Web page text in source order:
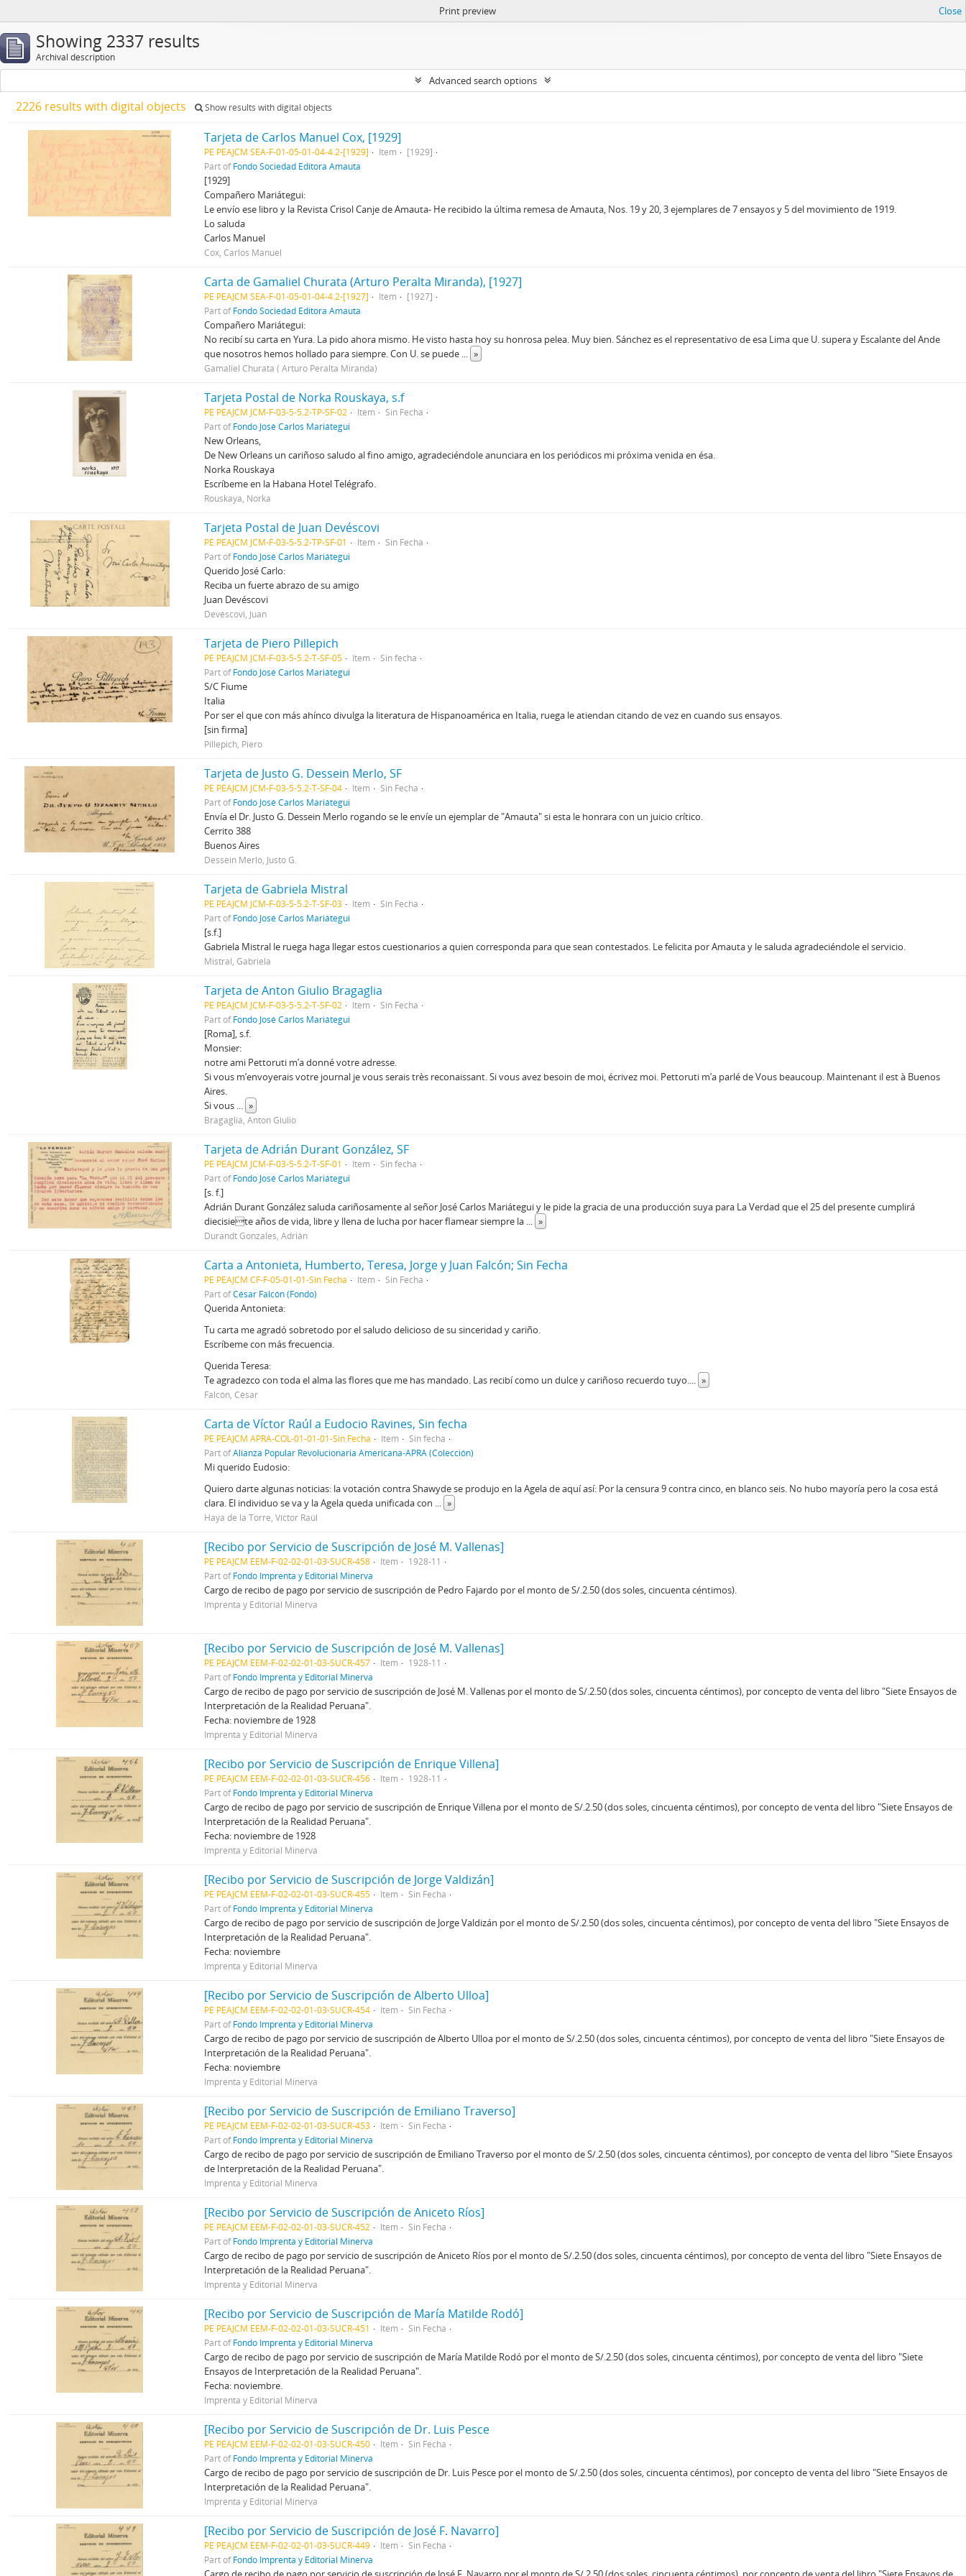
Print preview Close
Showing 2337 results
Archival description
Advanced search options
2226 results with digital objects Show results with digital objects
Tarjeta de Carlos Manuel Cox, [1929]
PE PEAJCM SEA-F-01-05-01-04-4.2-[1929] Item
[1929]
Part ofFondo Sociedad Editora Amauta
[1929]
Compañero Mariátegui:
Le envío ese libro y la Revista Crisol Canje de Amauta- He recibido la última remesa de Amauta, Nos. 19 y 20, 3 ejemplares de 7 ensayos y 5 del movimiento de 1919.
Lo saluda
Carlos Manuel
Cox, Carlos Manuel
Carta de Gamaliel Churata (Arturo Peralta Miranda), [1927]
PE PEAJCM SEA-F-01-05-01-04-4.2-[1927] Item
[1927]
Part ofFondo Sociedad Editora Amauta
Compañero Mariátegui:
No recibí su carta en Yura. La pido ahora mismo. He visto hasta hoy su honrosa pelea. Muy bien. Sánchez es el representativo de esa Lima que U. supera y Escalante del Ande
que nosotros hemos hollado para siempre. Con U. se puede ... »
Gamaliel Churata ( Arturo Peralta Miranda)
Tarjeta Postal de Norka Rouskaya, s.f
PE PEAJCM JCM-F-03-5-5.2-TP-SF-02 Item
Sin Fecha
Part ofFondo José Carlos Mariátegui
New Orleans,
De New Orleans un cariñoso saludo al fino amigo, agradeciéndole anunciara en los periódicos mi próxima venida en ésa.
Norka Rouskaya
Escríbeme en la Habana Hotel Telégrafo.
Rouskaya, Norka
Tarjeta Postal de Juan Devéscovi
PE PEAJCM JCM-F-03-5-5.2-TP-SF-01 Item
Sin Fecha
Part ofFondo José Carlos Mariátegui
Querido José Carlo:
Reciba un fuerte abrazo de su amigo
Juan Devéscovi
Devéscovi, Juan
Tarjeta de Piero Pillepich
PE PEAJCM JCM-F-03-5-5.2-T-SF-05 Item
Sin fecha
Part ofFondo José Carlos Mariátegui
S/C Fiume
Italia
Por ser el que con más ahínco divulga la literatura de Hispanoamérica en Italia, ruega le atiendan citando de vez en cuando sus ensayos.
[sin firma]
Pillepich, Piero
Tarjeta de Justo G. Dessein Merlo, SF
PE PEAJCM JCM-F-03-5-5.2-T-SF-04 Item
Sin Fecha
Part ofFondo José Carlos Mariátegui
Envía el Dr. Justo G. Dessein Merlo rogando se le envíe un ejemplar de "Amauta" si esta le honrara con un juicio crítico.
Cerrito 388
Buenos Aires
Dessein Merlo, Justo G.
Tarjeta de Gabriela Mistral
PE PEAJCM JCM-F-03-5-5.2-T-SF-03 Item
Sin Fecha
Part ofFondo José Carlos Mariátegui
[s.f.]
Gabriela Mistral le ruega haga llegar estos cuestionarios a quien corresponda para que sean contestados. Le felicita por Amauta y le saluda agradeciéndole el servicio.
Mistral, Gabriela
Tarjeta de Anton Giulio Bragaglia
PE PEAJCM JCM-F-03-5-5.2-T-SF-02 Item
Sin Fecha
Part ofFondo José Carlos Mariátegui
[Roma], s.f.
Monsier:
notre ami Pettoruti m’a donné votre adresse.
Si vous m’envoyerais votre journal je vous serais très reconaissant. Si vous avez besoin de moi, écrivez moi. Pettoruti m’a parlé de Vous beaucoup. Maintenant il est à Buenos
Aires.
Si vous ... »
Bragaglia, Anton Giulio
Tarjeta de Adrián Durant González, SF
PE PEAJCM JCM-F-03-5-5.2-T-SF-01 Item
Sin fecha
Part ofFondo José Carlos Mariátegui
[s. f.]
Adrián Durant González saluda cariñosamente al señor José Carlos Mariátegui y le pide la gracia de una producción suya para La Verdad que el 25 del presente cumplirá
diecisiete años de vida, libre y llena de lucha por hacer flamear siempre la ... »
Durandt Gonzales, Adrián
Carta a Antonieta, Humberto, Teresa, Jorge y Juan Falcón; Sin Fecha
PE PEAJCM CF-F-05-01-01-Sin Fecha Item
Sin Fecha
Part ofCésar Falcón (Fondo)
Querida Antonieta:
Tu carta me agradó sobretodo por el saludo delicioso de su sinceridad y cariño.
Escríbeme con más frecuencia.
Querida Teresa:
Te agradezco con toda el alma las flores que me has mandado. Las recibí como un dulce y cariñoso recuerdo tuyo.... »
Falcón, César
Carta de Víctor Raúl a Eudocio Ravines, Sin fecha
PE PEAJCM APRA-COL-01-01-01-Sin Fecha Item
Sin fecha
Part ofAlianza Popular Revolucionaria Americana-APRA (Colección)
Mi querido Eudosio:
Quiero darte algunas noticias: la votación contra Shawyde se produjo en la Agela de aquí así: Por la censura 9 contra cinco, en blanco seis. No hubo mayoría pero la cosa está
clara. El individuo se va y la Agela queda unificada con ... »
Haya de la Torre, Víctor Raúl
[Recibo por Servicio de Suscripción de José M. Vallenas]
PE PEAJCM EEM-F-02-02-01-03-SUCR-458 Item
1928-11
Part ofFondo Imprenta y Editorial Minerva
Cargo de recibo de pago por servicio de suscripción de Pedro Fajardo por el monto de S/.2.50 (dos soles, cincuenta céntimos).
Imprenta y Editorial Minerva
[Recibo por Servicio de Suscripción de José M. Vallenas]
PE PEAJCM EEM-F-02-02-01-03-SUCR-457 Item
1928-11
Part ofFondo Imprenta y Editorial Minerva
Cargo de recibo de pago por servicio de suscripción de José M. Vallenas por el monto de S/.2.50 (dos soles, cincuenta céntimos), por concepto de venta del libro "Siete Ensayos de
Interpretación de la Realidad Peruana".
Fecha: noviembre de 1928
Imprenta y Editorial Minerva
[Recibo por Servicio de Suscripción de Enrique Villena]
PE PEAJCM EEM-F-02-02-01-03-SUCR-456 Item
1928-11
Part ofFondo Imprenta y Editorial Minerva
Cargo de recibo de pago por servicio de suscripción de Enrique Villena por el monto de S/.2.50 (dos soles, cincuenta céntimos), por concepto de venta del libro "Siete Ensayos de
Interpretación de la Realidad Peruana".
Fecha: noviembre de 1928
Imprenta y Editorial Minerva
[Recibo por Servicio de Suscripción de Jorge Valdizán]
PE PEAJCM EEM-F-02-02-01-03-SUCR-455 Item
Sin Fecha
Part ofFondo Imprenta y Editorial Minerva
Cargo de recibo de pago por servicio de suscripción de Jorge Valdizán por el monto de S/.2.50 (dos soles, cincuenta céntimos), por concepto de venta del libro "Siete Ensayos de
Interpretación de la Realidad Peruana".
Fecha: noviembre
Imprenta y Editorial Minerva
[Recibo por Servicio de Suscripción de Alberto Ulloa]
PE PEAJCM EEM-F-02-02-01-03-SUCR-454 Item
Sin Fecha
Part ofFondo Imprenta y Editorial Minerva
Cargo de recibo de pago por servicio de suscripción de Alberto Ulloa por el monto de S/.2.50 (dos soles, cincuenta céntimos), por concepto de venta del libro "Siete Ensayos de
Interpretación de la Realidad Peruana".
Fecha: noviembre
Imprenta y Editorial Minerva
[Recibo por Servicio de Suscripción de Emiliano Traverso]
PE PEAJCM EEM-F-02-02-01-03-SUCR-453 Item
Sin Fecha
Part ofFondo Imprenta y Editorial Minerva
Cargo de recibo de pago por servicio de suscripción de Emiliano Traverso por el monto de S/.2.50 (dos soles, cincuenta céntimos), por concepto de venta del libro "Siete Ensayos
de Interpretación de la Realidad Peruana".
Imprenta y Editorial Minerva
[Recibo por Servicio de Suscripción de Aniceto Ríos]
PE PEAJCM EEM-F-02-02-01-03-SUCR-452 Item
Sin Fecha
Part ofFondo Imprenta y Editorial Minerva
Cargo de recibo de pago por servicio de suscripción de Aniceto Ríos por el monto de S/.2.50 (dos soles, cincuenta céntimos), por concepto de venta del libro "Siete Ensayos de
Interpretación de la Realidad Peruana".
Imprenta y Editorial Minerva
[Recibo por Servicio de Suscripción de María Matilde Rodó]
PE PEAJCM EEM-F-02-02-01-03-SUCR-451 Item
Sin Fecha
Part ofFondo Imprenta y Editorial Minerva
Cargo de recibo de pago por servicio de suscripción de María Matilde Rodó por el monto de S/.2.50 (dos soles, cincuenta céntimos), por concepto de venta del libro "Siete
Ensayos de Interpretación de la Realidad Peruana".
Fecha: noviembre.
Imprenta y Editorial Minerva
[Recibo por Servicio de Suscripción de Dr. Luis Pesce
PE PEAJCM EEM-F-02-02-01-03-SUCR-450 Item
Sin Fecha
Part ofFondo Imprenta y Editorial Minerva
Cargo de recibo de pago por servicio de suscripción de Dr. Luis Pesce por el monto de S/.2.50 (dos soles, cincuenta céntimos), por concepto de venta del libro "Siete Ensayos de
Interpretación de la Realidad Peruana".
Imprenta y Editorial Minerva
[Recibo por Servicio de Suscripción de José F. Navarro]
PE PEAJCM EEM-F-02-02-01-03-SUCR-449 Item
Sin Fecha
Part ofFondo Imprenta y Editorial Minerva